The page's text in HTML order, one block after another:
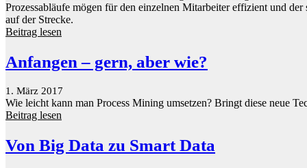
Prozessabläufe mögen für den einzelnen Mitarbeiter effizient und
auf der Strecke.
Beitrag lesen
Anfangen – gern, aber wie?
1. März 2017
Wie leicht kann man Process Mining umsetzen? Bringt diese neue
Beitrag lesen
Von Big Data zu Smart Data